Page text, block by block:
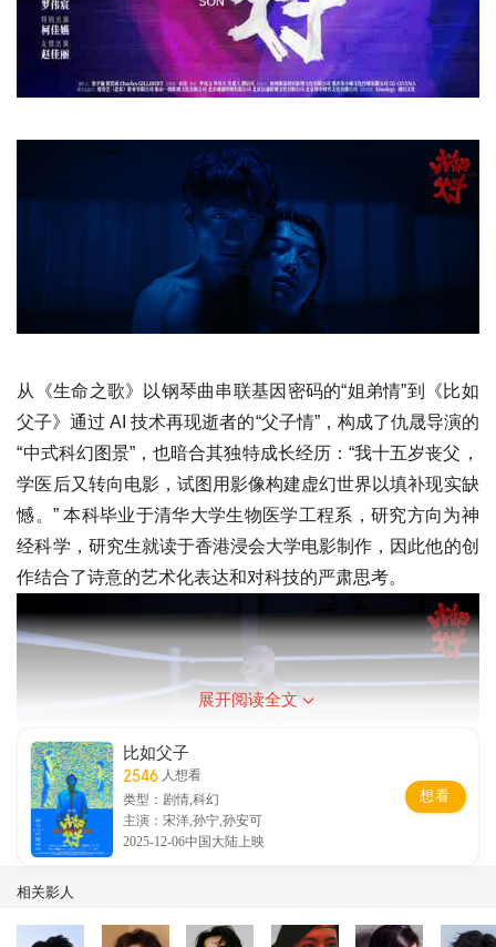
从《生命之歌》以钢琴曲串联基因密码的“姐弟情”到《比如
父子》通过 AI 技术再现逝者的“父子情”，构成了仇晟导演的
“中式科幻图景”，也暗合其独特成长经历：“我十五岁丧父，
学医后又转向电影，试图用影像构建虚幻世界以填补现实缺
憾。” 本科毕业于清华大学生物医学工程系，研究方向为神
经科学，研究生就读于香港浸会大学电影制作，因此他的创
作结合了诗意的艺术化表达和对科技的严肃思考。
在影片《比如父子》中，主角邹桥在父亲去世后，基于其拳
展开阅读全文
比如父子
2546 人想看
类型：剧情,科幻
主演：宋洋,孙宁,孙安可
2025-12-06中国大陆上映
想看
相关影人